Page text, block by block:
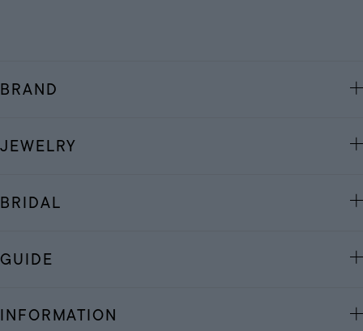
BRAND
JEWELRY
BRIDAL
GUIDE
INFORMATION